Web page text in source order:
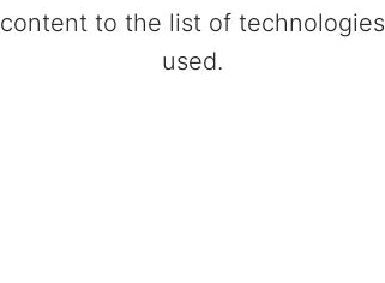
content to the list of technologies
used.